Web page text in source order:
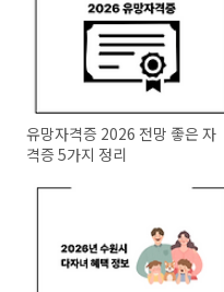
유망자격증 2026 전망 좋은 자
격증 5가지 정리